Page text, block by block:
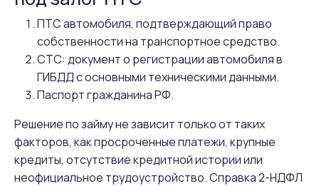
ПТС автомобиля, подтверждающий право
собственности на транспортное средство.
СТС: документ о регистрации автомобиля в
ГИБДД с основными техническими данными.
Паспорт гражданина РФ.
Решение по займу не зависит только от таких
факторов, как просроченные платежи, крупные
кредиты, отсутствие кредитной истории или
неофициальное трудоустройство. Справка 2-НДФЛ